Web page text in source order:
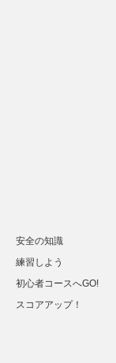
安全の知識
練習しよう
初心者コースへGO!
スコアアップ！